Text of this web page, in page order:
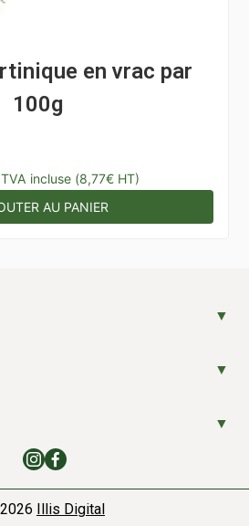
en vrac par
100g
TVA incluse (8,77€HT)
AU PANIER
Illis Digital